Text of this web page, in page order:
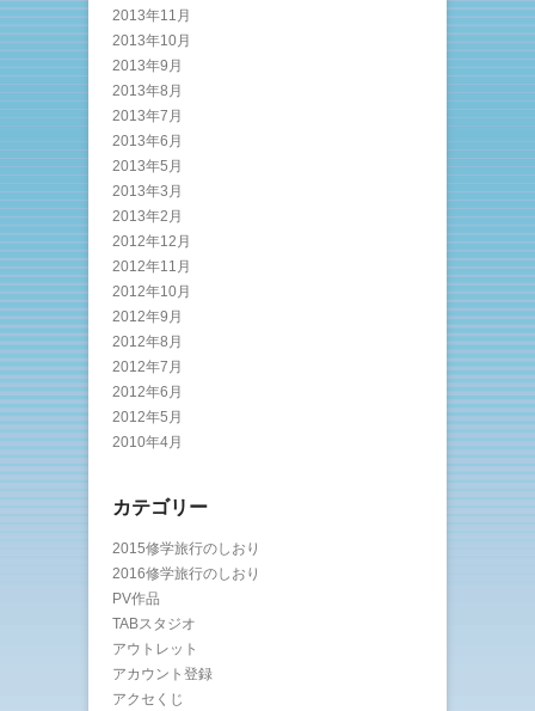
2013年11月
2013年10月
2013年9月
2013年8月
2013年7月
2013年6月
2013年5月
2013年3月
2013年2月
2012年12月
2012年11月
2012年10月
2012年9月
2012年8月
2012年7月
2012年6月
2012年5月
2010年4月
カテゴリー
2015修学旅行のしおり
2016修学旅行のしおり
PV作品
TABスタジオ
アウトレット
アカウント登録
アクセくじ